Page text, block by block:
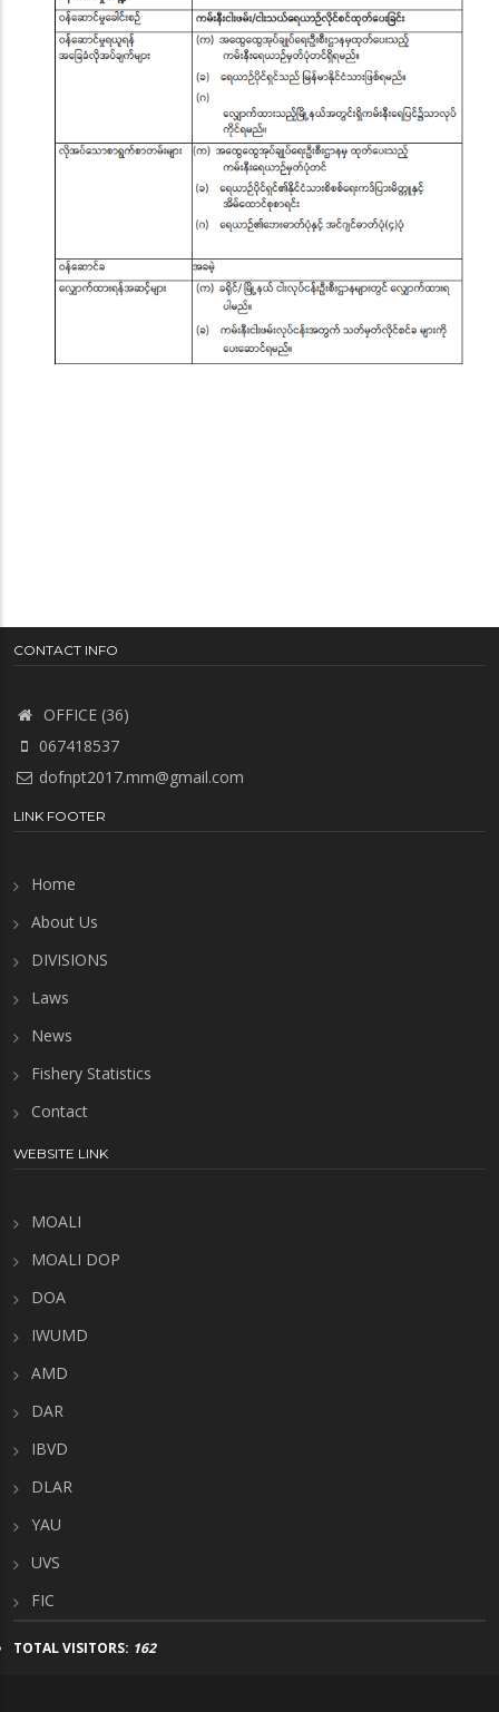
CONTACT INFO
OFFICE (36)
067418537
dofnpt2017.mm@gmail.com
LINK FOOTER
Home
About Us
DIVISIONS
Laws
News
Fishery Statistics
Contact
WEBSITE LINK
MOALI
MOALI DOP
DOA
IWUMD
AMD
DAR
IBVD
DLAR
YAU
UVS
FIC
TOTAL VISITORS: 162